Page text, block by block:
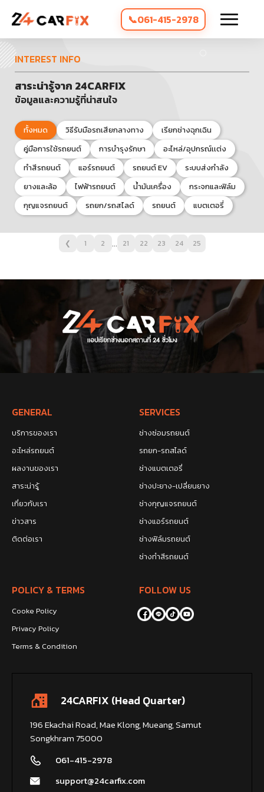
061-415-2978
INTEREST INFO
สาระน่ารู้จาก 24CARFIX
ข้อมูลและความรู้ที่น่าสนใจ
ทั้งหมด วิธีรับมือรถเสียกลางทาง
เรียกช่างฉุกเฉิน
คู่มือการใช้รถยนต์
การบำรุงรักษา
อะไหล่/อุปกรณ์เเต่ง
ทำสีรถยนต์
แอร์รถยนต์ รถยนต์ EV
ระบบส่งกำลัง
ยางและล้อ
ไฟฟ้ารถยนต์ น้ำมันเครื่อง
กระจกและฟิล์ม
กุญแจรถยนต์
รถยก/รถสไลด์ รถยนต์ แบตเตอรี่
❮ 1 2 ... 21 22 23 24 25
GENERAL
บริการของเรา
อะไหล่รถยนต์
ผลงานของเรา
สาระน่ารู้
เกี่ยวกับเรา
ข่าวสาร
ติดต่อเรา
SERVICES
ช่างซ่อมรถยนต์
รถยก-รถสไลด์
ช่างแบตเตอรี่
ช่างปะยาง-เปลี่ยนยาง
ช่างกุญแจรถยนต์
ช่างแอร์รถยนต์
ช่างฟิล์มรถยนต์
ช่างทำสีรถยนต์
POLICY & TERMS
Cooke Policy
Privacy Policy
Terms & Condition
FOLLOW US
24CARFIX (Head Quarter)
196 Ekachai Road, Mae Klong, Mueang, Samut
Songkhram 75000
061-415-2978
support@24carfix.com